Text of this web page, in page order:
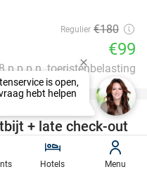
Regulier €180
€99
p.p.p.n. toeristenbelasting
51%
favorite_border
+ late check-out
in Antwerpen
9.4star
Hotels Menu